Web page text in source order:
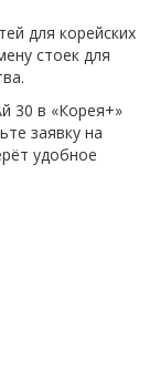
для корейских
стоек для
30 в «Корея+»
заявку на
удобное